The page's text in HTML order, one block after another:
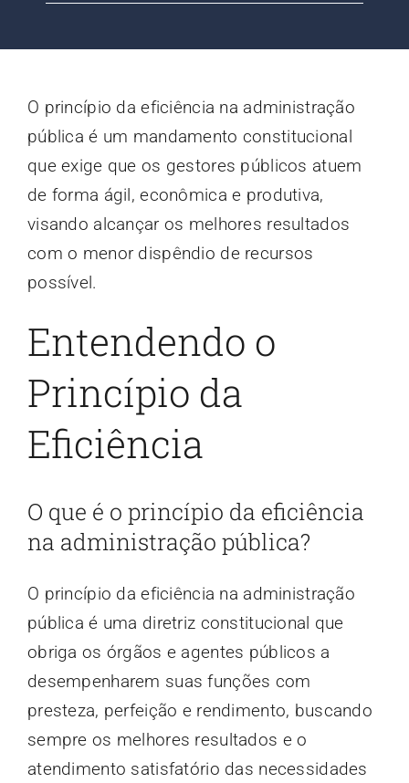
Contato
Blog
O princípio da eficiência na administração
pública é um mandamento constitucional
que exige que os gestores públicos atuem
de forma ágil, econômica e produtiva,
visando alcançar os melhores resultados
com o menor dispêndio de recursos
possível.
Entendendo o
Princípio da
Eficiência
O que é o princípio da eficiência
na administração pública?
O princípio da eficiência na administração
pública é uma diretriz constitucional que
obriga os órgãos e agentes públicos a
desempenharem suas funções com
presteza, perfeição e rendimento, buscando
sempre os melhores resultados e o
atendimento satisfatório das necessidades